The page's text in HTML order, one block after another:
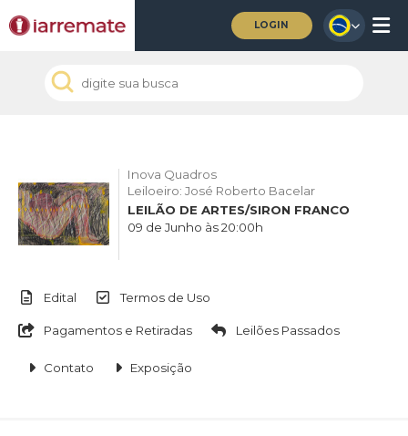
LOGIN
Inova Quadros
Leiloeiro: José Roberto Bacelar
LEILÃO DE ARTES/SIRON FRANCO
09 de Junho às 20:00h
Edital Termos de Uso
Pagamentos e Retiradas Leilões Passados
Contato Exposição